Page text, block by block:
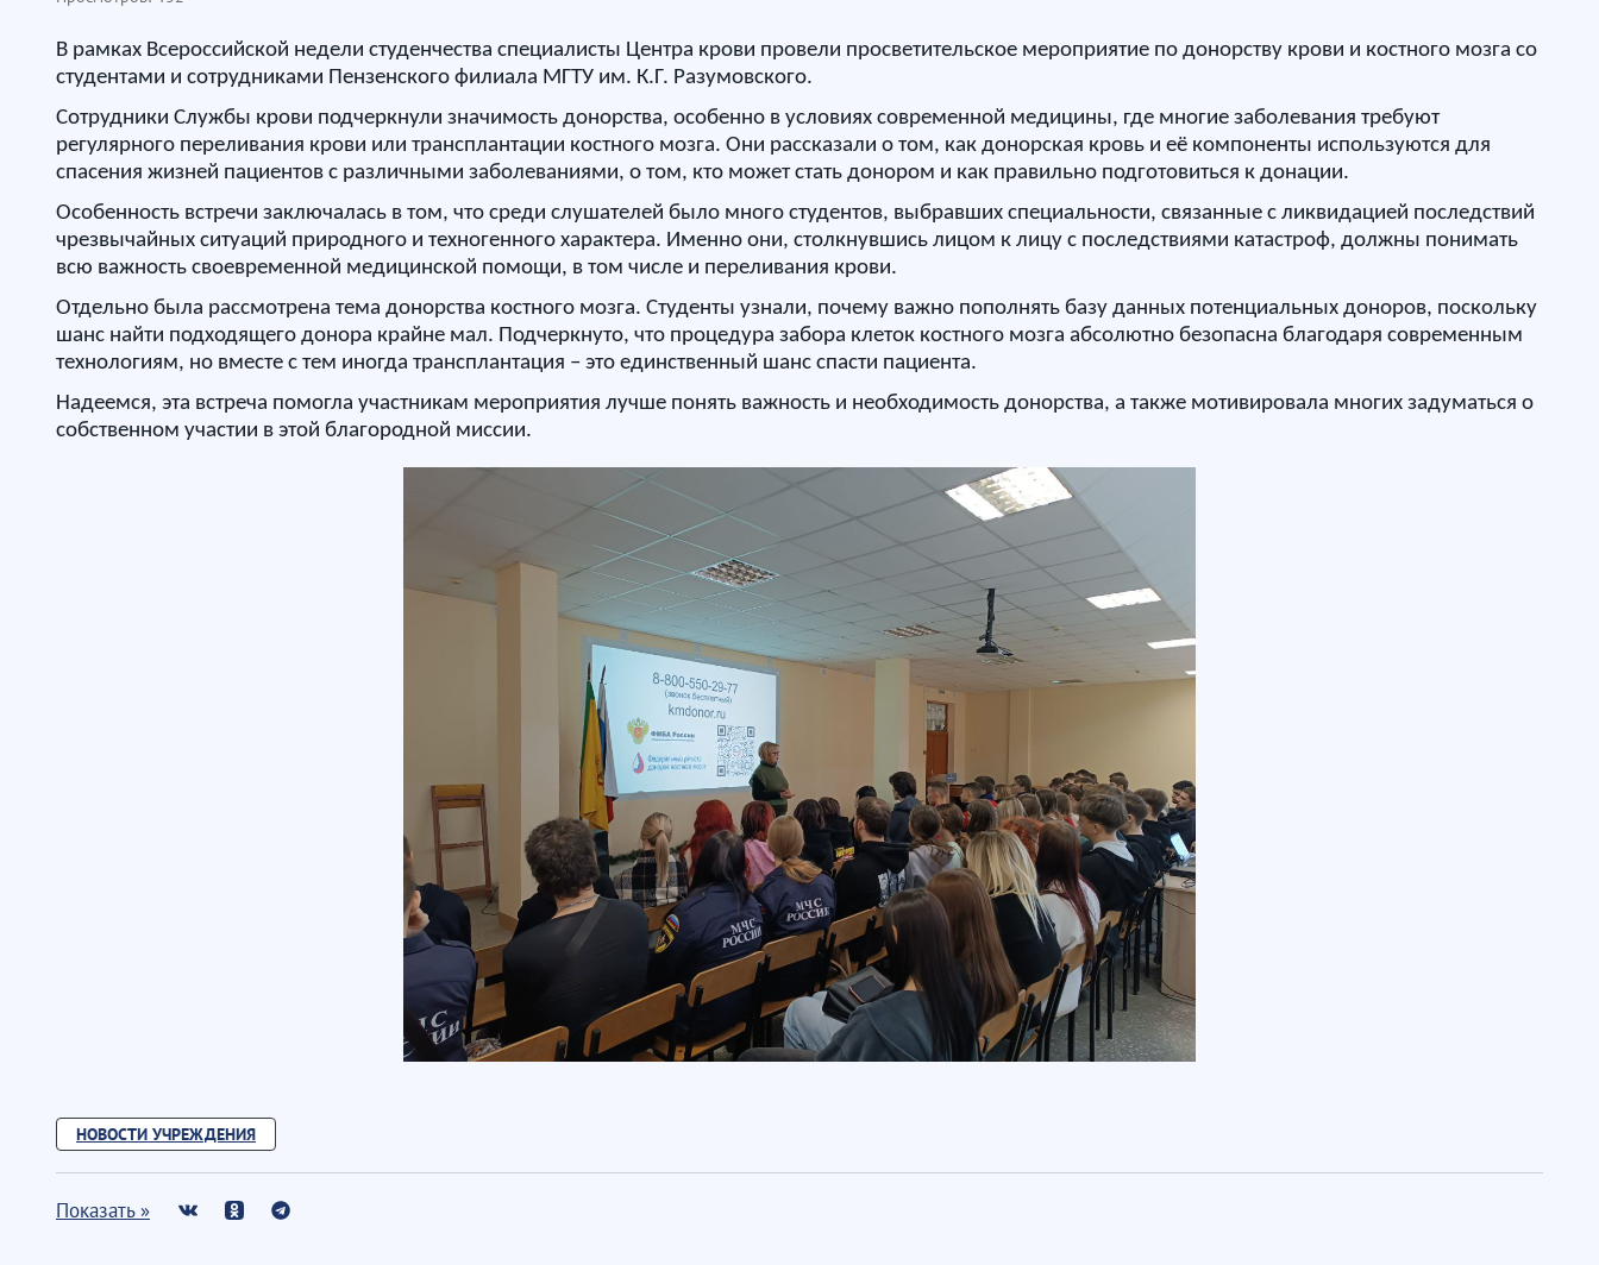
В рамках Всероссийской недели студенчества специалисты Центра крови провели просветительское мероприятие по донорству крови и костного мозга со
студентами и сотрудниками Пензенского филиала МГТУ им. К.Г. Разумовского.
Сотрудники Службы крови подчеркнули значимость донорства, особенно в условиях современной медицины, где многие заболевания требуют
регулярного переливания крови или трансплантации костного мозга. Они рассказали о том, как донорская кровь и её компоненты используются для
спасения жизней пациентов с различными заболеваниями, о том, кто может стать донором и как правильно подготовиться к донации.
Особенность встречи заключалась в том, что среди слушателей было много студентов, выбравших специальности, связанные с ликвидацией последствий
чрезвычайных ситуаций природного и техногенного характера. Именно они, столкнувшись лицом к лицу с последствиями катастроф, должны понимать
всю важность своевременной медицинской помощи, в том числе и переливания крови.
Отдельно была рассмотрена тема донорства костного мозга. Студенты узнали, почему важно пополнять базу данных потенциальных доноров, поскольку
шанс найти подходящего донора крайне мал. Подчеркнуто, что процедура забора клеток костного мозга абсолютно безопасна благодаря современным
технологиям, но вместе с тем иногда трансплантация – это единственный шанс спасти пациента.
Надеемся, эта встреча помогла участникам мероприятия лучше понять важность и необходимость донорства, а также мотивировала многих задуматься о
собственном участии в этой благородной миссии.
НОВОСТИ УЧРЕЖДЕНИЯ
Показать »